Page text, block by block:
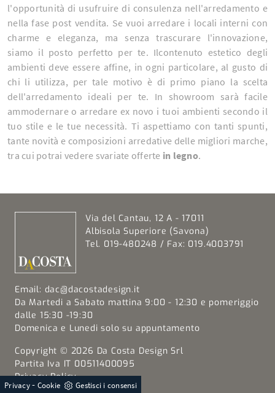
l'opportunità di usufruire di consulenza nell'arredamento e
nella fase post vendita. Se vuoi arredare i locali interni con
charme e eleganza, ma senza trascurare l'innovazione,
siamo il posto perfetto per te. Ilcontenuto estetico degli
ambienti deve essere affine, in ogni particolare, al gusto di
chi li utilizza, per tale motivo è di primo piano la scelta
dell'arredamento ideali per te. In showroom sarà facile
ammodernare o arredare ex novo i tuoi ambienti secondo il
tuo stile e le tue necessità. Ti aspettiamo con tanti spunti,
tante novità e composizioni arredative delle migliori marche,
tra cui potrai vedere svariate offerte in legno.
Via del Cantau, 12 A - 17011
Albisola Superiore (Savona)
Tel. 019-480248 / Fax: 019.4003791
Email: dac@dacostadesign.it
Da Martedi a Sabato mattina 9:00 - 12:30 e pomeriggio
dalle 15:30 -19:30
Domenica e Lunedi solo su appuntamento
Copyright © 2026 Da Costa Design Srl
Partita Iva IT 00511400095
Privacy Policy
Cookie Policy
Privacy- Cookie Gestisci i consensi